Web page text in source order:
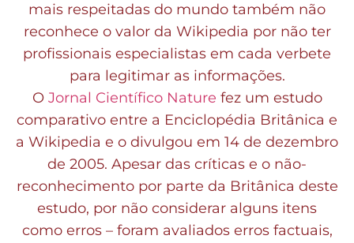
mais respeitadas do mundo também não
reconhece o valor da Wikipedia por não ter
profissionais especialistas em cada verbete
para legitimar as informações.
O Jornal Científico Nature fez um estudo
comparativo entre a Enciclopédia Britânica e
a Wikipedia e o divulgou em 14 de dezembro
de 2005. Apesar das críticas e o não-
reconhecimento por parte da Britânica deste
estudo, por não considerar alguns itens
como erros – foram avaliados erros factuais,